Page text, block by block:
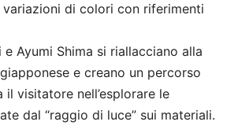
di colori con riferimenti
Ayumi Shima si riallacciano alla
e creano un percorso
il visitatore nell’esplorare le
dal “raggio di luce” sui materiali.